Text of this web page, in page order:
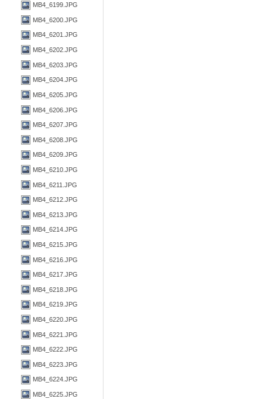
MB4_6199.JPG
MB4_6200.JPG
MB4_6201.JPG
MB4_6202.JPG
MB4_6203.JPG
MB4_6204.JPG
MB4_6205.JPG
MB4_6206.JPG
MB4_6207.JPG
MB4_6208.JPG
MB4_6209.JPG
MB4_6210.JPG
MB4_6211.JPG
MB4_6212.JPG
MB4_6213.JPG
MB4_6214.JPG
MB4_6215.JPG
MB4_6216.JPG
MB4_6217.JPG
MB4_6218.JPG
MB4_6219.JPG
MB4_6220.JPG
MB4_6221.JPG
MB4_6222.JPG
MB4_6223.JPG
MB4_6224.JPG
MB4_6225.JPG